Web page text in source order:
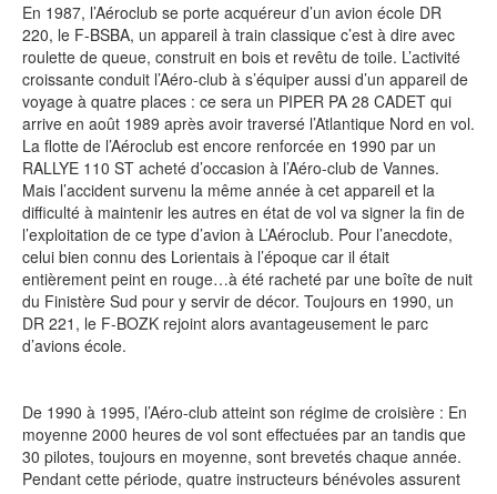
En 1987, l’Aéroclub se porte acquéreur d’un avion école DR
220, le F-BSBA, un appareil à train classique c’est à dire avec
roulette de queue, construit en bois et revêtu de toile. L’activité
croissante conduit l’Aéro-club à s’équiper aussi d’un appareil de
voyage à quatre places : ce sera un PIPER PA 28 CADET qui
arrive en août 1989 après avoir traversé l’Atlantique Nord en vol.
La flotte de l’Aéroclub est encore renforcée en 1990 par un
RALLYE 110 ST acheté d’occasion à l’Aéro-club de Vannes.
Mais l’accident survenu la même année à cet appareil et la
difficulté à maintenir les autres en état de vol va signer la fin de
l’exploitation de ce type d’avion à L’Aéroclub. Pour l’anecdote,
celui bien connu des Lorientais à l’époque car il était
entièrement peint en rouge…à été racheté par une boîte de nuit
du Finistère Sud pour y servir de décor. Toujours en 1990, un
DR 221, le F-BOZK rejoint alors avantageusement le parc
d’avions école.
De 1990 à 1995, l’Aéro-club atteint son régime de croisière : En
moyenne 2000 heures de vol sont effectuées par an tandis que
30 pilotes, toujours en moyenne, sont brevetés chaque année.
Pendant cette période, quatre instructeurs bénévoles assurent